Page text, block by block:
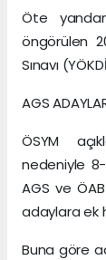
Öte
öngörülen
Sınavı
AGS
ÖSYM
nedeniyle 8-
AGS ve
adaylara ek
Buna göre